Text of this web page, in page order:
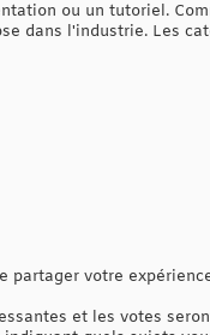
ou un tutoriel.
dans l'industrie. Les
partager votre
et les votes